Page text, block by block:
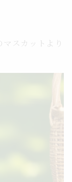
スカットより